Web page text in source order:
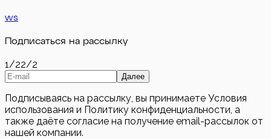
ws
Подписаться на рассылку
1/22/2
Далее
Подписываясь на рассылку, вы принимаете Условия
использования и Политику конфиденциальности, а
также даёте согласие на получение email-рассылок от
нашей компании.